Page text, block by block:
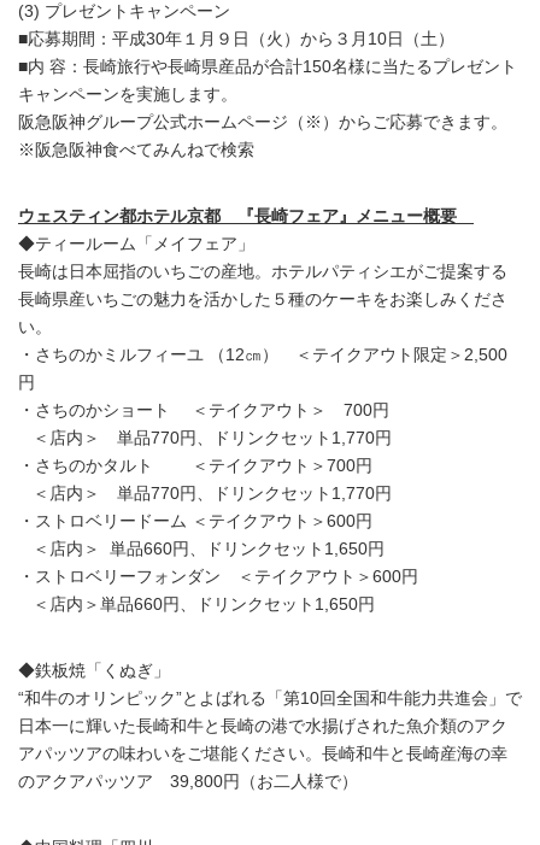
(3) プレゼントキャンペーン
■応募期間：平成30年１月９日（火）から３月10日（土）
■内 容：長崎旅行や長崎県産品が合計150名様に当たるプレゼント
キャンペーンを実施します。
阪急阪神グループ公式ホームページ（※）からご応募できます。
※阪急阪神食べてみんねで検索
ウェスティン都ホテル京都 『長崎フェア』メニュー概要
◆ティールーム「メイフェア」
長崎は日本屈指のいちごの産地。ホテルパティシエがご提案する
長崎県産いちごの魅力を活かした５種のケーキをお楽しみくださ
い。
・さちのかミルフィーユ （12㎝） ＜テイクアウト限定＞2,500
円
・さちのかショート ＜テイクアウト＞ 700円
＜店内＞ 単品770円、ドリンクセット1,770円
・さちのかタルト ＜テイクアウト＞700円
＜店内＞ 単品770円、ドリンクセット1,770円
・ストロベリードーム ＜テイクアウト＞600円
＜店内＞ 単品660円、ドリンクセット1,650円
・ストロベリーフォンダン ＜テイクアウト＞600円
＜店内＞単品660円、ドリンクセット1,650円
◆鉄板焼「くぬぎ」
“和牛のオリンピック”とよばれる「第10回全国和牛能力共進会」で
日本一に輝いた長崎和牛と長崎の港で水揚げされた魚介類のアク
アパッツアの味わいをご堪能ください。長崎和牛と長崎産海の幸
のアクアパッツア 39,800円（お二人様で）